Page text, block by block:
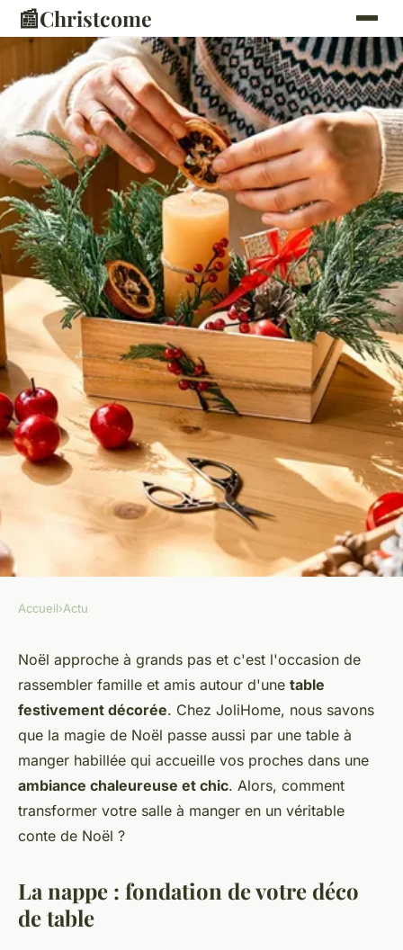
📰Christcome
Comment décorer sa table à
manger pour Noël?
admin• 11 février 2024•3 min de lecture
Accueil›Actu
Noël approche à grands pas et c'est l'occasion de
rassembler famille et amis autour d'une table
festivement décorée. Chez JoliHome, nous savons
que la magie de Noël passe aussi par une table à
manger habillée qui accueille vos proches dans une
ambiance chaleureuse et chic. Alors, comment
transformer votre salle à manger en un véritable
conte de Noël ?
La nappe : fondation de votre déco
de table